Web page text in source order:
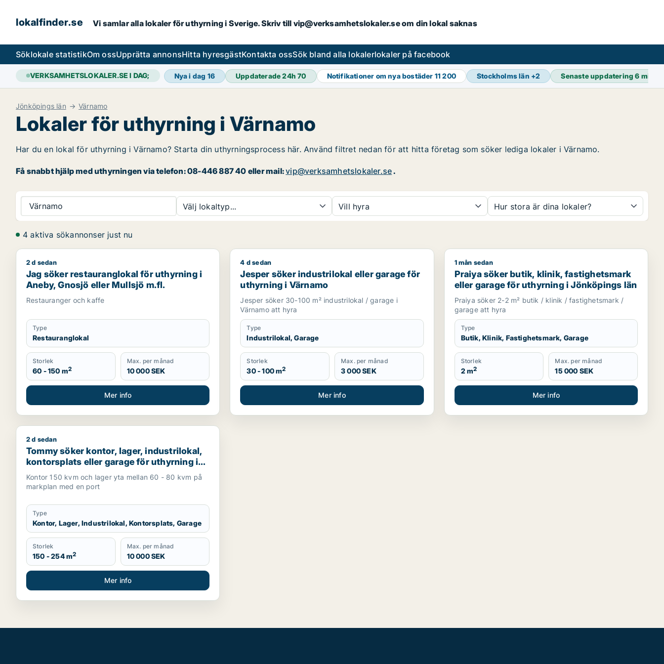
lokalfinder.se Vi samlar alla lokaler för uthyrning i Sverige. Skriv till vip@verksamhetslokaler.se om din lokal saknas
Söklokale statistikOm ossUpprätta annonsHitta hyresgästKontakta ossSök bland alla lokalerlokaler på facebook
VERKSAMHETSLOKALER.SE I DAG; Nya i dag 16 Uppdaterade 24h70 Notifikationer om nya bostäder 11 200 Stockholms län +2 Senaste uppdatering6 min
Jönköpings län Värnamo
Lokaler för uthyrning i Värnamo
Har du en lokal för uthyrning i Värnamo? Starta din uthyrningsprocess här. Använd filtret nedan för att hitta företag som söker lediga lokaler i Värnamo.
Få snabbt hjälp med uthyrningen via telefon: 08-446 887 40 eller mail:vip@verksamhetslokaler.se.
Värnamo Välj lokaltyp... Vill hyra Hur stora är dina lokaler?
4 aktiva sökannonser just nu
Jag söker restauranglokal för uthyrning i Aneby, Gnosjö eller Mullsjö m.fl.
2 d sedan
Jag söker restauranglokal för uthyrning i
Aneby, Gnosjö eller Mullsjö m.fl.
Restauranger och kaffe
Type
Restauranglokal
Storlek
60 - 150 m2
Max. per månad
10 000 SEK
Mer info
Jesper söker industrilokal eller garage för uthyrning i Värnamo
4 d sedan
Jesper söker industrilokal eller garage för
uthyrning i Värnamo
Jesper söker 30-100 m² industrilokal / garage i
Värnamo att hyra
Type
Industrilokal, Garage
Storlek
30 - 100 m2
Max. per månad
3 000 SEK
Mer info
Praiya söker butik, klinik, fastighetsmark eller garage
1 mån sedan
Praiya söker butik, klinik, fastighetsmark
eller garage för uthyrning i Jönköpings län
Praiya söker 2-2 m² butik / klinik / fastighetsmark /
garage att hyra
Type
Butik, Klinik, Fastighetsmark, Garage
Storlek
2 m2
Max. per månad
15 000 SEK
Mer info
Tommy söker kontor, lager, industrilokal, kontorsplats eller garage för uthyrning i Värnamo
2 d sedan
Tommy söker kontor, lager, industrilokal,
kontorsplats eller garage för uthyrning i
Värnamo
Kontor 150 kvm och lager yta mellan 60 - 80 kvm på
markplan med en port
Type
Kontor, Lager, Industrilokal, Kontorsplats, Garage
Storlek
150 - 254 m2
Max. per månad
10 000 SEK
Mer info